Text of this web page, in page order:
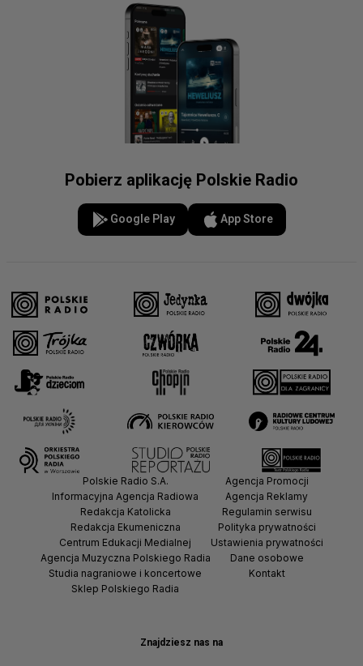
Pobierz aplikację Polskie Radio
Google Play App Store
Znajdziesz nas na
Polskie Radio S.A.
Informacyjna Agencja Radiowa
Redakcja Katolicka
Redakcja Ekumeniczna
Centrum Edukacji Medialnej
Agencja Muzyczna Polskiego Radia
Studia nagraniowe i koncertowe
Sklep Polskiego Radia
Agencja Promocji
Agencja Reklamy
Regulamin serwisu
Polityka prywatności
Ustawienia prywatności
Dane osobowe
Kontakt